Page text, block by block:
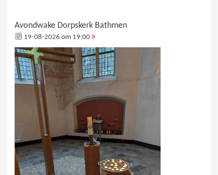
Avondwake Dorpskerk Bathmen
19-08-2026 om 19:00